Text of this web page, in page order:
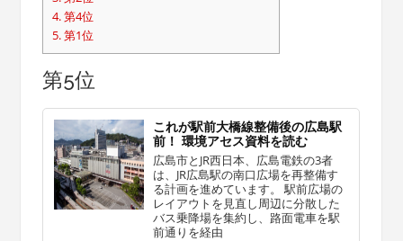
4.第4位
5.第1位
第5位
これが駅前大橋線整備後の広島駅
前！ 環境アセス資料を読む
広島市とJR西日本、広島電鉄の3者
は、JR広島駅の南口広場を再整備す
る計画を進めています。 駅前広場の
レイアウトを見直し周辺に分散した
バス乗降場を集約し、路面電車を駅
前通りを経由